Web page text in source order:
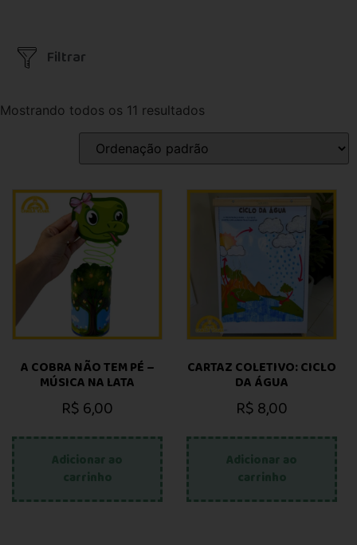
Filtrar
Mostrando todos os 11 resultados
A COBRA NÃO TEM PÉ –
MÚSICA NA LATA
R$6,00
Adicionar ao
carrinho
CARTAZ COLETIVO: CICLO
DA ÁGUA
R$8,00
Adicionar ao
carrinho